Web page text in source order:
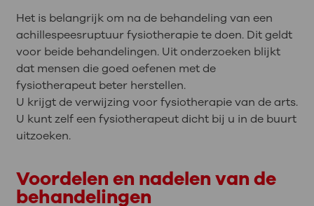
Het is belangrijk om na de behandeling van een
achillespeesruptuur fysiotherapie te doen. Dit geldt
voor beide behandelingen. Uit onderzoeken blijkt
dat mensen die goed oefenen met de
fysiotherapeut beter herstellen.
U krijgt de verwijzing voor fysiotherapie van de arts.
U kunt zelf een fysiotherapeut dicht bij u in de buurt
uitzoeken.
Voordelen en nadelen van de
behandelingen